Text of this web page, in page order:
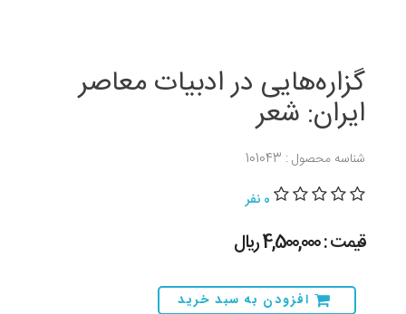
گزاره‌هایی در ادبیات معاصر
ایران: شعر
شناسه محصول : 101043
0 نفر
قیمت : 4,500,000 ريال
افزودن به سبد خرید